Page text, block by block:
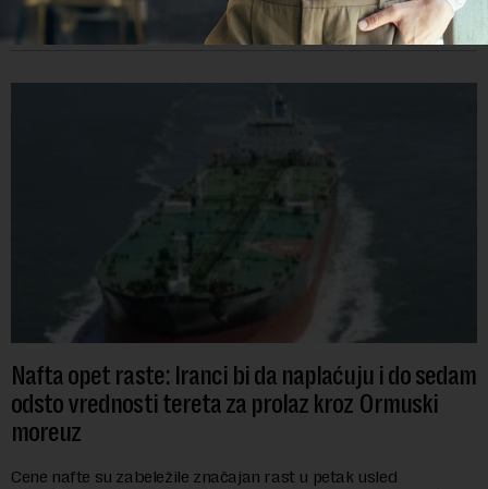
saopštio je Eurostat povodom Međunarodnog dana piva koji
se obeležava danas. ...
Nafta opet raste: Iranci bi da naplaćuju i do sedam
odsto vrednosti tereta za prolaz kroz Ormuski
moreuz
Cene nafte su zabeležile značajan rast u petak usled